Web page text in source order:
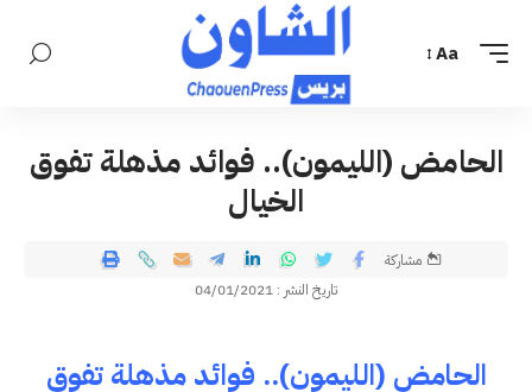
Aa
الحامض (الليمون).. فوائد مذهلة تفوق
الخيال
تاريخ النشر : 04/01/2021
مشاركة
الحامض (الليمون).. فوائد مذهلة تفوق